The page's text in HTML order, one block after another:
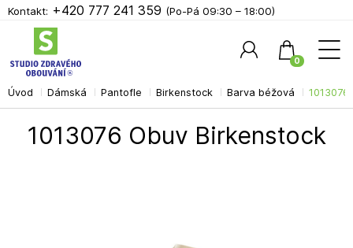
Úvod Dámská Pantofle Birkenstock Barva béžová
1013076 Obuv Birkenstock
Kontakt: +420 777 241 359 (Po-Pá 09:30 – 18:00)
0